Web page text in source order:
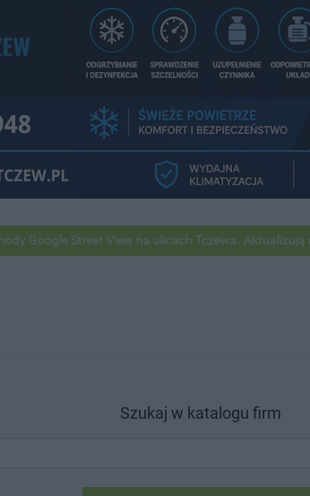
Street View na ulicach Tczewa. Aktualizują mapy
Szukaj w katalogu firm